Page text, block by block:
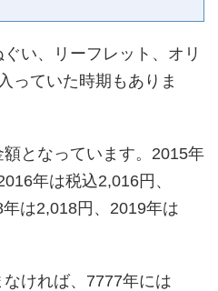
い、リーフレット、オリ
っていた時期もありま
となっています。2015年
年は税込2,016円、
は2,018円、2019年は
ければ、7777年には